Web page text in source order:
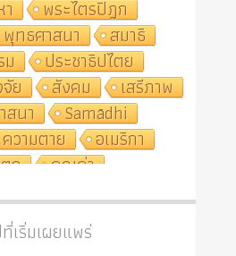
พระไตรปิฎก
พุทธศาสนา
สมาธิ
ม
ประชาธิปไตย
ย สังคม
เสรีภาพ
สนา
Samādhi
ความตาย
อเมริกา
ก
คุณค่า
ศาสนาประจำชาติ
ภค
ธรรมาธิปไตย
เริ่มเผยแพร่